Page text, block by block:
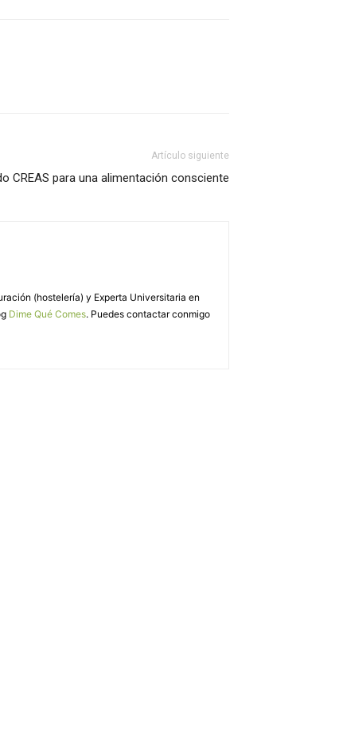
Artículo siguiente
CREAS para una alimentación consciente
(hostelería) y Experta Universitaria en
Dime Qué Comes. Puedes contactar conmigo